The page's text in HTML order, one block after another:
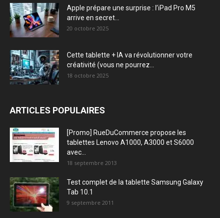
Apple prépare une surprise : l’iPad Pro M5
arrive en secret...
20 octobre 2025
Cette tablette + IA va révolutionner votre
créativité (vous ne pourrez...
18 octobre 2025
ARTICLES POPULAIRES
[Promo] RueDuCommerce propose les
tablettes Lenovo A1000, A3000 et S6000
avec...
18 septembre 2013
Test complet de la tablette Samsung Galaxy
Tab 10.1
9 septembre 2011